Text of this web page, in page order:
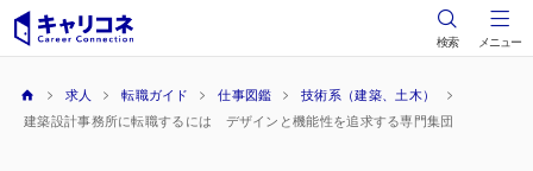
検索 メニュー
求人 転職ガイド 仕事図鑑
技術系（建築、土木）
建築設計事務所に転職するには デザインと機能性を追求する専門集団